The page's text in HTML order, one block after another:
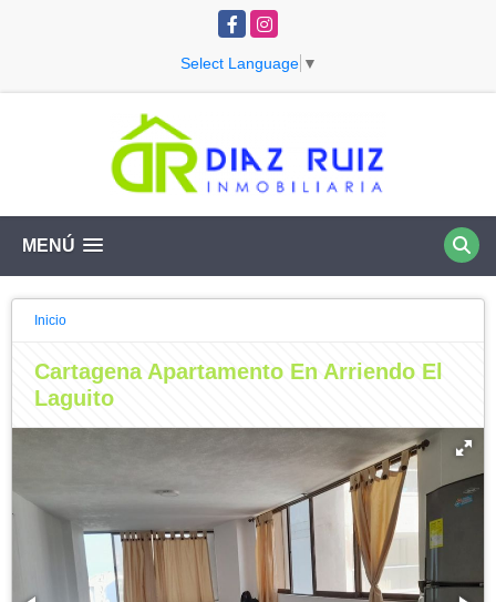
FacebookInstagram
Select Language ▼
MENÚ
Inicio
Cartagena Apartamento En Arriendo El
Laguito